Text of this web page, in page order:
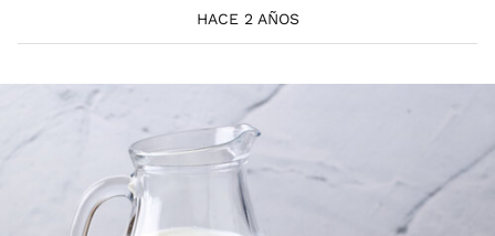
HACE 2 AÑOS